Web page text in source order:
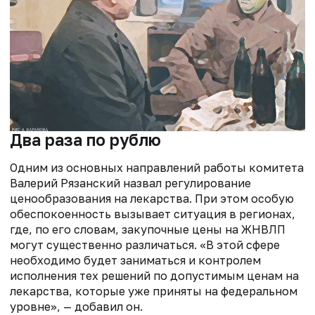
Два раза по рублю
Одним из основных направлений работы комитета
Валерий Рязанский назвал регулирование
ценообразования на лекарства. При этом особую
обеспокоенность вызывает ситуация в регионах,
где, по его словам, закупочные цены на ЖНВЛП
могут существенно различаться. «В этой сфере
необходимо будет заниматься и контролем
исполнения тех решений по допустимым ценам на
лекарства, которые уже приняты на федеральном
уровне», — добавил он.